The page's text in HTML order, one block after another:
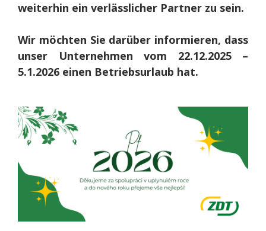
weiterhin ein verlässlicher Partner zu sein.
Wir möchten Sie darüber informieren, dass
unser Unternehmen vom 22.12.2025 –
5.1.2026 einen Betriebsurlaub hat.